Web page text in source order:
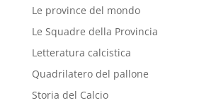
Le province del mondo
Le Squadre della Provincia
Letteratura calcistica
Quadrilatero del pallone
Storia del Calcio